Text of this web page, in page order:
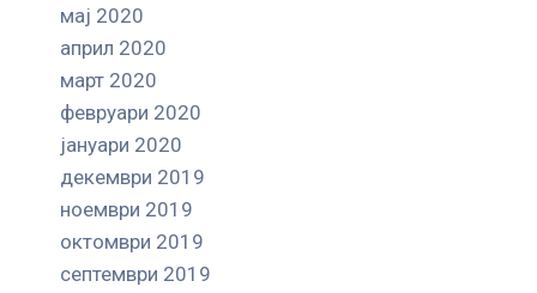
мај 2020
април 2020
март 2020
февруари 2020
јануари 2020
декември 2019
ноември 2019
октомври 2019
септември 2019